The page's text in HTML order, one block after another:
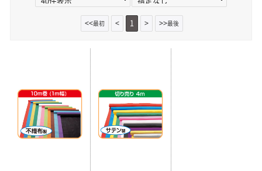
<<最初 < 1 > >>最後